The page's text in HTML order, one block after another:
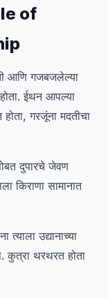
of
आणि गजबजलेल्या
ईथन आपल्या
गरजूंना मदतीचा
दुपारचे जेवण
किराणा सामानात
उद्यानाच्या
थरथरत होता